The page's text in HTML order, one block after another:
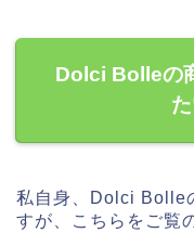
Dolci Bolleの
私自身、Dolci Bolle
すが、こちらをご覧